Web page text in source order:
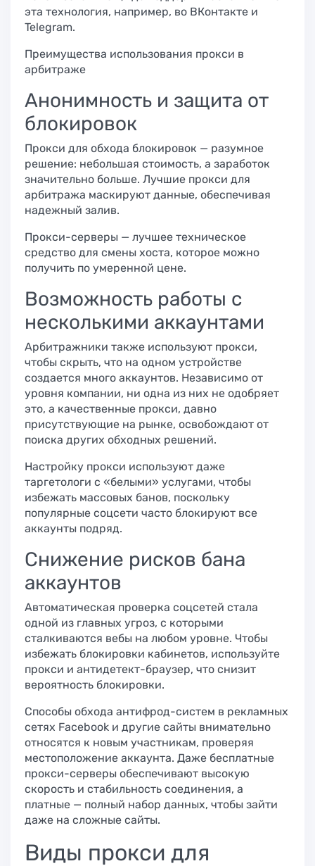
эта технология, например, во ВКонтакте и
Telegram.
Преимущества использования прокси в
арбитраже​
Анонимность и защита от
блокировок​
Прокси для обхода блокировок — разумное
решение: небольшая стоимость, а заработок
значительно больше. Лучшие прокси для
арбитража маскируют данные, обеспечивая
надежный залив.
Прокси-серверы — лучшее техническое
средство для смены хоста, которое можно
получить по умеренной цене.
Возможность работы с
несколькими аккаунтами​
Арбитражники также используют прокси,
чтобы скрыть, что на одном устройстве
создается много аккаунтов. Независимо от
уровня компании, ни одна из них не одобряет
это, а качественные прокси, давно
присутствующие на рынке, освобождают от
поиска других обходных решений.
Настройку прокси используют даже
таргетологи с «белыми» услугами, чтобы
избежать массовых банов, поскольку
популярные соцсети часто блокируют все
аккаунты подряд.
Снижение рисков бана
аккаунтов​
Автоматическая проверка соцсетей стала
одной из главных угроз, с которыми
сталкиваются вебы на любом уровне. Чтобы
избежать блокировки кабинетов, используйте
прокси и антидетект-браузер, что снизит
вероятность блокировки.
Способы обхода антифрод-систем в рекламных
сетях​ Facebook и другие сайты внимательно
относятся к новым участникам, проверяя
местоположение аккаунта. Даже бесплатные
прокси-серверы обеспечивают высокую
скорость и стабильность соединения, а
платные — полный набор данных, чтобы зайти
даже на сложные сайты.
Виды прокси для